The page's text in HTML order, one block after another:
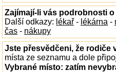
Zajímají-li vás podrobnosti
Další odkazy: lékař - lékárna -
čas - nákupy
Jste přesvědčeni, že rodiče
místa ze seznamu a dole
Vybrané místo: zatím